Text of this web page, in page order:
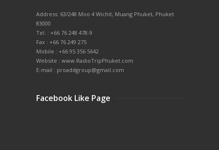
Address: 63/248 Moo 4 Wichit, Muang Phuket, Phuket
83000
Tel. : +66 76 248 478-9
Fax : +66 76 249 275
Mobile : +66 95 356 5642
Website : www.RadioTripPhuket.com
E-mail : proaddgroup@gmail.com
Facebook Like Page